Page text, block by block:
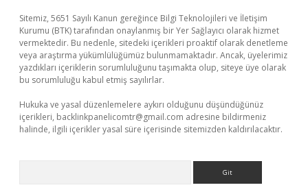
Sitemiz, 5651 Sayılı Kanun gereğince Bilgi Teknolojileri ve İletişim
Kurumu (BTK) tarafından onaylanmış bir Yer Sağlayıcı olarak hizmet
vermektedir. Bu nedenle, sitedeki içerikleri proaktif olarak denetleme
veya araştırma yükümlülüğümüz bulunmamaktadır. Ancak, üyelerimiz
yazdıkları içeriklerin sorumluluğunu taşımakta olup, siteye üye olarak
bu sorumluluğu kabul etmiş sayılırlar.
Hukuka ve yasal düzenlemelere aykırı olduğunu düşündüğünüz
içerikleri, backlinkpanelicomtr@gmail.com adresine bildirmeniz
halinde, ilgili içerikler yasal süre içerisinde sitemizden kaldırılacaktır.